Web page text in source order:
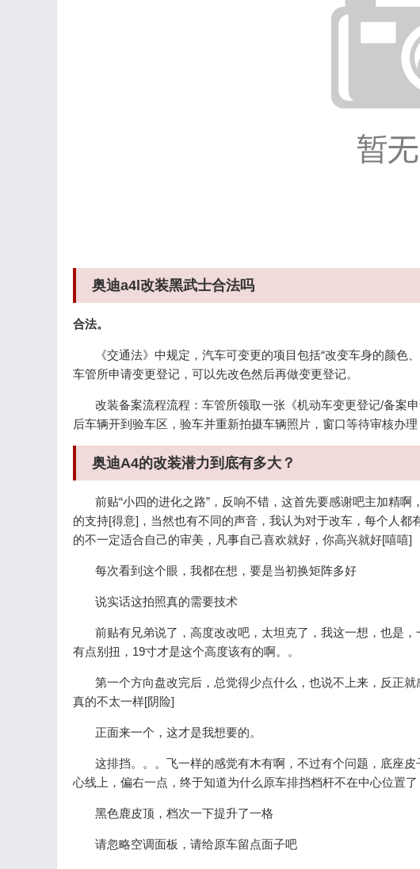
奥迪a4l改装黑武士合法吗
合法。
《交通法》中规定，汽车可变更的项目包括“改变车身的颜色
车管所申请变更登记，可以先改色然后再做变更登记。
改装备案流程流程：车管所领取一张《机动车变更登记/备案
后车辆开到验车区，验车并重新拍摄车辆照片，窗口等待审核办
奥迪A4的改装潜力到底有多大？
前贴“小四的进化之路”，反响不错，这首先要感谢吧主加精啊
的支持[得意]，当然也有不同的声音，我认为对于改车，每个人
的不一定适合自己的审美，凡事自己喜欢就好，你高兴就好[嘻嘻]
每次看到这个眼，我都在想，要是当初换矩阵多好
说实话这拍照真的需要技术
前贴有兄弟说了，高度改改吧，太坦克了，我这一想，也是，
有点别扭，19寸才是这个高度该有的啊。。
第一个方向盘改完后，总觉得少点什么，也说不上来，反正就
真的不太一样[阴险]
正面来一个，这才是我想要的。
这排挡。。。飞一样的感觉有木有啊，不过有个问题，底座皮
心线上，偏右一点，终于知道为什么原车排挡档杆不在中心位置
黑色鹿皮顶，档次一下提升了一格
请忽略空调面板，请给原车留点面子吧